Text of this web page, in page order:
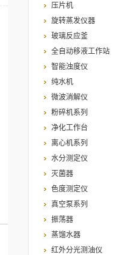
压片机
旋转蒸发仪器
玻璃反应釜
全自动移液工作站
智能浊度仪
纯水机
微波消解仪
粉碎机系列
净化工作台
离心机系列
水分测定仪
灭菌器
色度测定仪
真空泵系列
振荡器
蒸馏水器
红外分光测油仪